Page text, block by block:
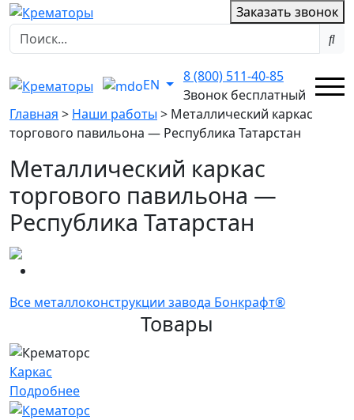
Заказать звонок
EN
8 (800) 511-40-85
Звонок бесплатный
Главная > Наши работы > Металлический каркас
торгового павильона — Республика Татарстан
Металлический каркас
торгового павильона —
Республика Татарстан
Все металлоконструкции завода Бонкрафт®
Товары
Каркас
Подробнее